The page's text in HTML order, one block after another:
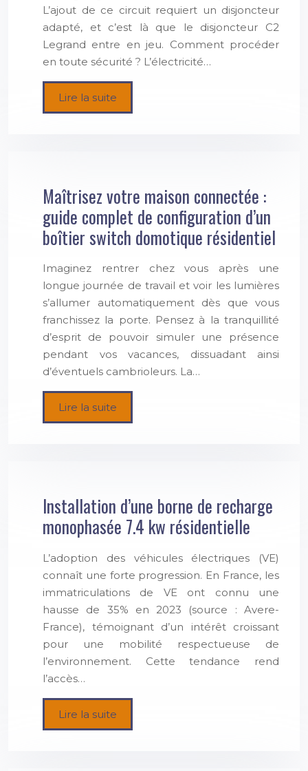
L’ajout de ce circuit requiert un disjoncteur
adapté, et c’est là que le disjoncteur C2
Legrand entre en jeu. Comment procéder
en toute sécurité ? L’électricité…
Lire la suite
Maîtrisez votre maison connectée :
guide complet de configuration d’un
boîtier switch domotique résidentiel
Imaginez rentrer chez vous après une
longue journée de travail et voir les lumières
s’allumer automatiquement dès que vous
franchissez la porte. Pensez à la tranquillité
d’esprit de pouvoir simuler une présence
pendant vos vacances, dissuadant ainsi
d’éventuels cambrioleurs. La…
Lire la suite
Installation d’une borne de recharge
monophasée 7.4 kw résidentielle
L’adoption des véhicules électriques (VE)
connaît une forte progression. En France, les
immatriculations de VE ont connu une
hausse de 35% en 2023 (source : Avere-
France), témoignant d’un intérêt croissant
pour une mobilité respectueuse de
l’environnement. Cette tendance rend
l’accès…
Lire la suite